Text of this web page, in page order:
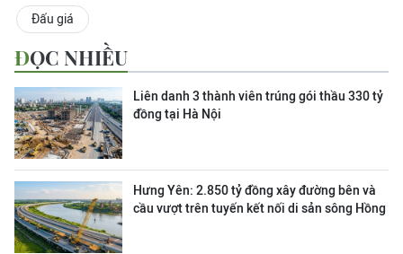
Đấu giá
ĐỌC NHIỀU
Liên danh 3 thành viên trúng gói thầu 330 tỷ
đồng tại Hà Nội
Hưng Yên: 2.850 tỷ đồng xây đường bên và
cầu vượt trên tuyến kết nối di sản sông Hồng